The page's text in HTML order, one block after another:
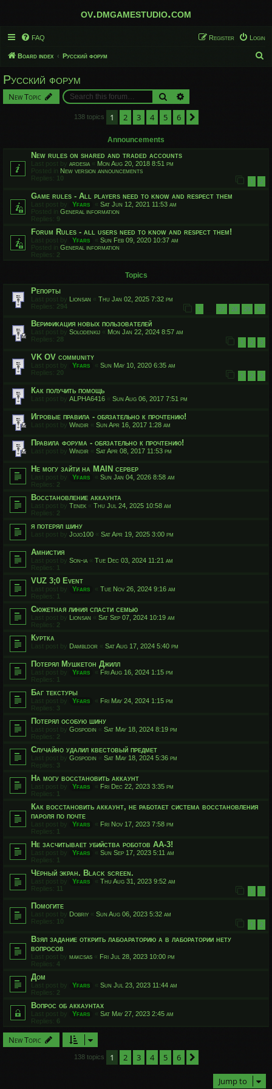
ov.dmgamestudio.com
FAQ Login
Register
Board index Русский форум
Русский форум
New Topic Search
138 topics 1 2 3 4 5 6
Announcements
New rules on shared and traded accounts
Last post by ardesia « Mon Aug 20, 2018 8:51 pm
Posted in New version announcements
Replies: 10 1 2
Game rules - All players need to know and respect them
Last post by Yfars « Sat Jun 12, 2021 11:53 am
Posted in General information
Replies: 9
Forum Rules - all users need to know and respect them!
Last post by Yfars « Sun Feb 09, 2020 10:37 am
Posted in General information
Replies: 2
Topics
Репорты
Last post by Lionsan « Thu Jan 02, 2025 7:32 pm
Replies: 294 1 27 28 29 30
Верификация новых пользователей
Last post by Solodenkij « Mon Jan 22, 2024 8:57 am
Replies: 28 1 2 3
VK OV community
Last post by Yfars « Sun May 10, 2020 6:35 am
Replies: 20 1 2 3
Как получить помощь
Last post by ALPHA6416 « Sun Aug 06, 2017 7:51 pm
Игровые правила - обязательно к прочтению!
Last post by Windir « Sun Apr 16, 2017 1:28 am
Правила форума - обязательно к прочтению!
Last post by Windir « Sat Apr 08, 2017 11:53 pm
Не могу зайти на MAIN сервер
Last post by Yfars « Sun Jan 04, 2026 8:58 am
Replies: 2
Восстановление аккаунта
Last post by Tenek « Thu Jul 24, 2025 10:58 am
Replies: 2
я потерял шину
Last post by Jojo100 « Sat Apr 19, 2025 3:00 pm
Амнистия
Last post by Son-ia « Tue Dec 03, 2024 11:21 am
Replies: 1
VUZ 3;0 Event
Last post by Yfars « Tue Nov 26, 2024 9:16 am
Replies: 1
Сюжетная линия спасти семью
Last post by Lionsan « Sat Sep 07, 2024 10:19 am
Replies: 2
Куртка
Last post by Dambldor « Sat Aug 17, 2024 5:40 pm
Потерял Мушкетон Джилл
Last post by Yfars « Fri Aug 16, 2024 1:15 pm
Replies: 1
Баг текстуры
Last post by Yfars « Fri May 24, 2024 1:15 pm
Replies: 3
Потерял особую шину
Last post by Gospodin « Sat May 18, 2024 8:19 pm
Replies: 2
Случайно удалил квестовый предмет
Last post by Gospodin « Sat May 18, 2024 5:36 pm
Replies: 3
На могу восстановить аккаунт
Last post by Yfars « Fri Dec 22, 2023 3:35 pm
Replies: 1
Как восстановить аккаунт, не работает система восстановления
пароля по почте
Last post by Yfars « Fri Nov 17, 2023 7:58 pm
Replies: 1
Не засчитывает убийства роботов АА-3!
Last post by Yfars « Sun Sep 17, 2023 5:11 am
Replies: 1
Чёрный экран. Black screen.
Last post by Yfars « Thu Aug 31, 2023 9:52 am
Replies: 11 1 2
Помогите
Last post by Dobriy « Sun Aug 06, 2023 5:32 am
Replies:
10 1 2
Взял задание открить лабоараторию а в лаборатории нету
вопросов
Last post by makcsas « Fri Jul 28, 2023 10:00 pm
Replies: 4
Дом
Last post by Yfars « Sun Jul 23, 2023 11:44 am
Replies: 2
Вопрос об аккаунтах
Last post by Yfars « Sat May 27, 2023 2:45 am
Replies: 6
New Topic
138 topics 1 2 3 4 5 6
Jump to